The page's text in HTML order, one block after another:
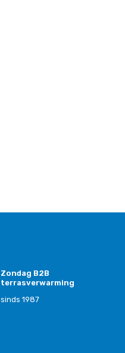
Zondag B2B
terrasverwarming
sinds 1987